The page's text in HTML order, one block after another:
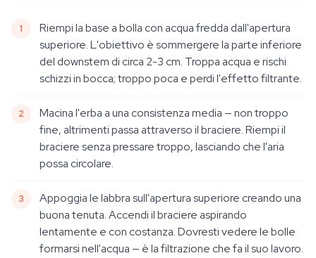
Riempi la base a bolla con acqua fredda dall'apertura
superiore. L'obiettivo è sommergere la parte inferiore
del downstem di circa 2-3 cm. Troppa acqua e rischi
schizzi in bocca; troppo poca e perdi l'effetto filtrante.
Macina l'erba a una consistenza media — non troppo
fine, altrimenti passa attraverso il braciere. Riempi il
braciere senza pressare troppo, lasciando che l'aria
possa circolare.
Appoggia le labbra sull'apertura superiore creando una
buona tenuta. Accendi il braciere aspirando
lentamente e con costanza. Dovresti vedere le bolle
formarsi nell'acqua — è la filtrazione che fa il suo lavoro.